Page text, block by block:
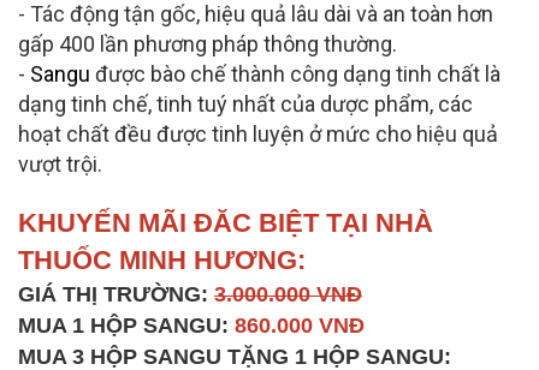
- Tác động tận gốc, hiệu quả lâu dài và an toàn hơn
gấp 400 lần phương pháp thông thường.
- Sangu được bào chế thành công dạng tinh chất là
dạng tinh chế, tinh tuý nhất của dược phẩm, các
hoạt chất đều được tinh luyện ở mức cho hiệu quả
vượt trội.
KHUYẾN MÃI ĐĂC BIỆT TẠI NHÀ
THUỐC MINH HƯƠNG:
GIÁ THỊ TRƯỜNG: 3.000.000 VNĐ
MUA 1 HỘP SANGU: 860.000 VNĐ
MUA 3 HỘP SANGU TẶNG 1 HỘP SANGU: